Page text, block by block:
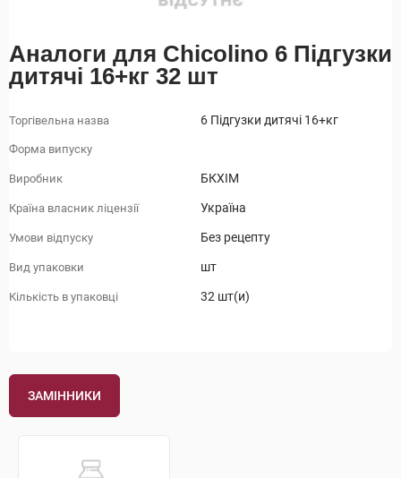
Аналоги для Chicolino 6 Підгузки
дитячі 16+кг 32 шт
Торгівельна назва 6 Підгузки дитячі 16+кг
Форма випуску
Виробник БКХІМ
Країна власник ліцензії Україна
Умови відпуску Без рецепту
Вид упаковки шт
Кількість в упаковці 32 шт(и)
ЗАМІННИКИ